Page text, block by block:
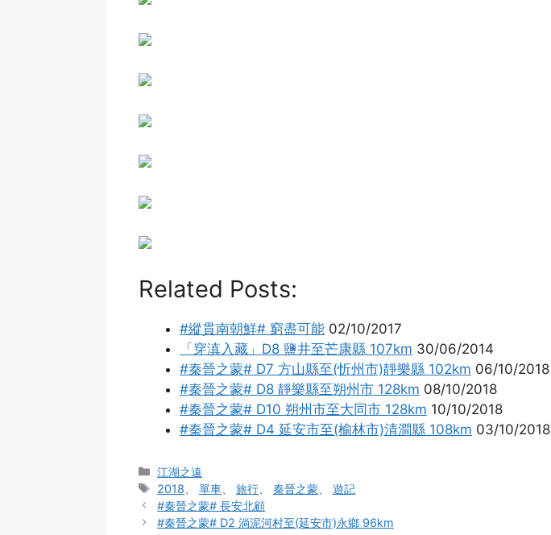
Related Posts:
#縱貫南朝鮮# 窮盡可能 02/10/2017
「穿滇入藏」D8 鹽井至芒康縣 107km 30/06/2014
#秦晉之蒙# D7 方山縣至(忻州市)靜樂縣 102km 06/10/2018
#秦晉之蒙# D8 靜樂縣至朔州市 128km 08/10/2018
#秦晉之蒙# D10 朔州市至大同市 128km 10/10/2018
#秦晉之蒙# D4 延安市至(榆林市)清澗縣 108km 03/10/2018
分
类
江湖之遠
标
签
2018 、單車 、旅行 、秦晉之蒙 、遊記
#秦晉之蒙# 長安北顧
#秦晉之蒙# D2 淌泥河村至(延安市)永鄉 96km